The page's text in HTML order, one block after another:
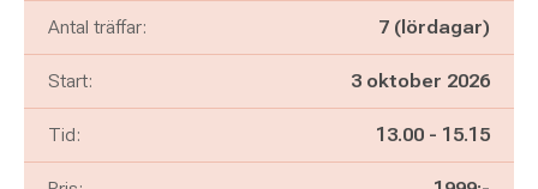
Antal träffar: 7 (lördagar)
Start: 3 oktober 2026
Tid: Pågår mellan
13.00 - och
15.15